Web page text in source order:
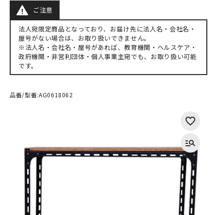
ご注意
法人宛限定商品となっており、お届け先に法人名・会社名・
屋号がない場合は、お取り扱いできません。
※法人名・会社名・屋号があれば、教育機関・ヘルスケア・
政府機関・非営利団体・個人事業主宛でも、お取り扱い可能
です。
品番/型番:AG0618062